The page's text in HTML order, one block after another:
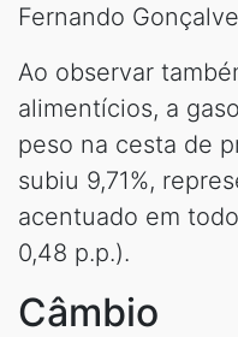
Fernando
Ao observar
alimentícios, a
peso na cesta de
subiu 9,71%,
acentuado em
0,48 p.p.).
Câmbio